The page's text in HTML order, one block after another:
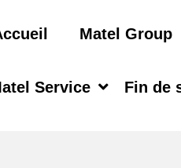
Matel Group
Service Fin de